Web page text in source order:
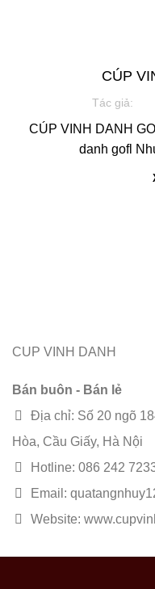
CÚP
Tác giả:
CÚP VINH DANH
danh gofl
CUP VINH DANH
Bán buôn - Bán lẻ
Địa chỉ: Số 20 ngõ
Hòa, Cầu Giấy, Hà Nội
Hotline: 086 242
Email:
Website: